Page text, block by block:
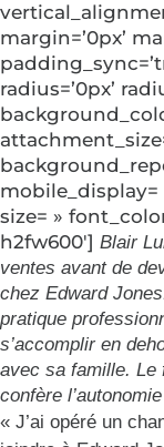
margin=’0px’
radius=’0px’
mobile_display=
size= »
h2fw600′] Blair
ventes avant de
chez Edward
pratique
s’accomplir en
avec sa famille. Le
confère
« J’ai opéré un